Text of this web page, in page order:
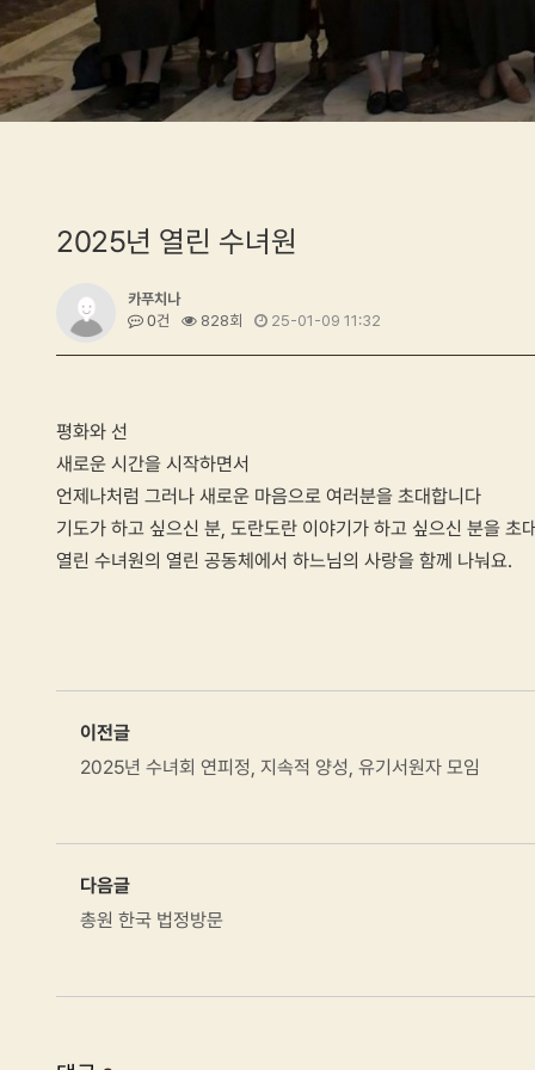
2025년 열린 수녀원
카푸치나
0건
828회 25-01-09 11:32
평화와 선
새로운 시간을 시작하면서
언제나처럼 그러나 새로운 마음으로 여러분을 초대합니다
기도가 하고 싶으신 분, 도란도란 이야기가 하고 싶으신 분을 초
열린 수녀원의 열린 공동체에서 하느님의 사랑을 함께 나눠요.
이전글
2025년 수녀회 연피정, 지속적 양성, 유기서원자 모임
다음글
총원 한국 법정방문